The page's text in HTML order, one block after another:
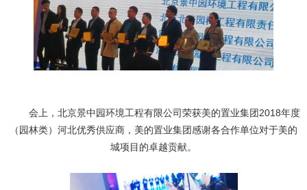
会上，北京景中园环境工程有限公司荣获美的置业集团2018年度
（园林类）河北优秀供应商，美的置业集团感谢各合作单位对于美的
城项目的卓越贡献。